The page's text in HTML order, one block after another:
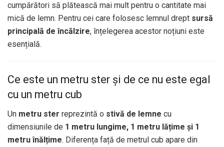
cumpărători să plătească mai mult pentru o cantitate mai
mică de lemn. Pentru cei care folosesc lemnul drept sursă
principală de încălzire, înțelegerea acestor noțiuni este
esențială.
Ce este un metru ster și de ce nu este egal
cu un metru cub
Un metru ster reprezintă o stivă de lemne cu
dimensiunile de 1 metru lungime, 1 metru lățime și 1
metru înălțime. Diferența față de metrul cub apare din